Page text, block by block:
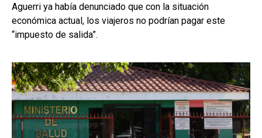
Aguerri ya había denunciado que con la situación
económica actual, los viajeros no podrían pagar este
“impuesto de salida”.